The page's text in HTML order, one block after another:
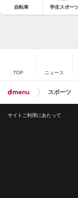
自転車 学生スポー
TOP ニュース
スポーツ
サイトご利用にあたって